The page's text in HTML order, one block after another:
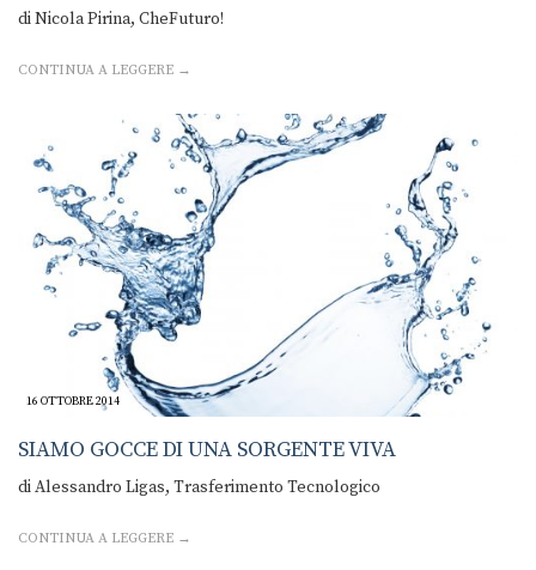
di Nicola Pirina, CheFuturo!
CONTINUA A LEGGERE →
16 OTTOBRE 2014
SIAMO GOCCE DI UNA SORGENTE VIVA
di Alessandro Ligas, Trasferimento Tecnologico
CONTINUA A LEGGERE →